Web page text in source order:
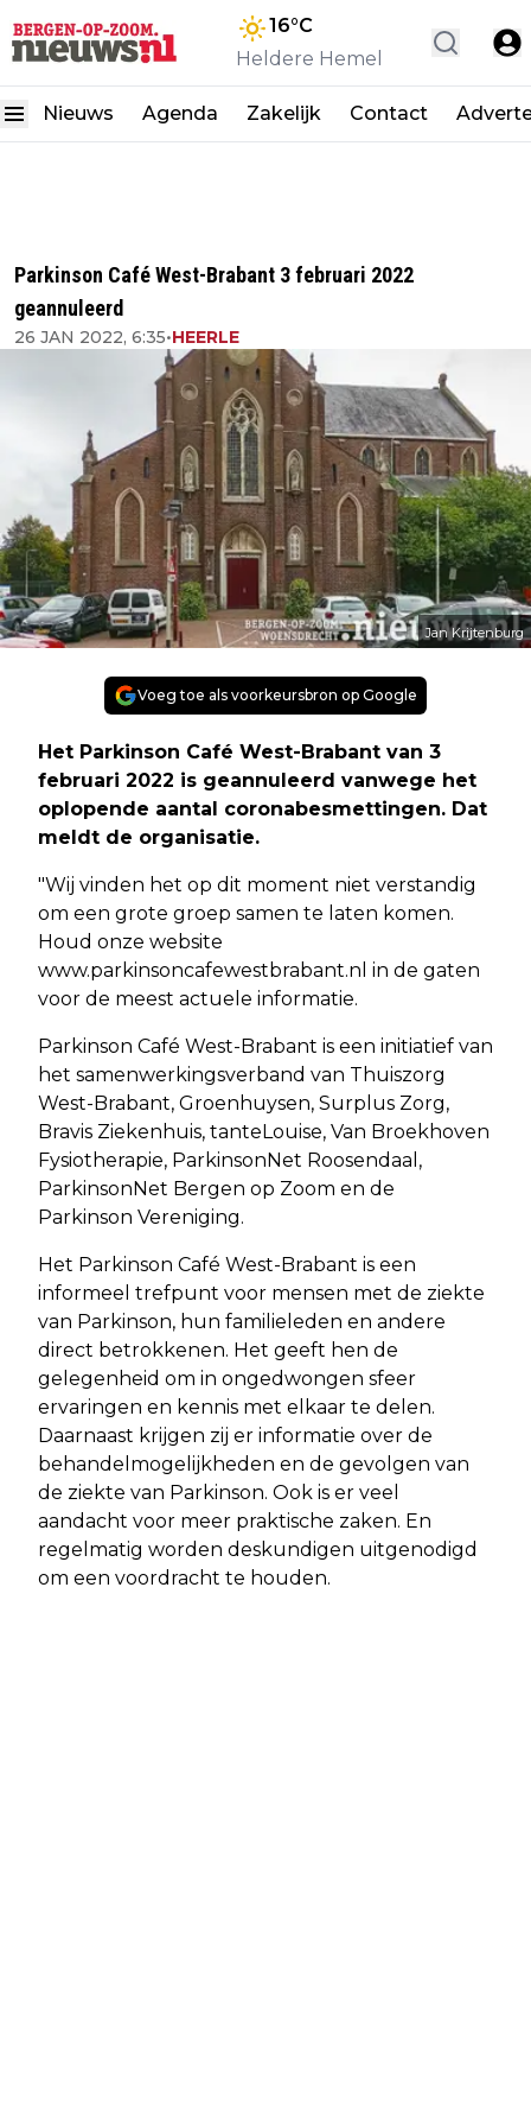
16°C
Heldere Hemel
Nieuws Agenda Zakelijk Contact
Parkinson Café West-Brabant 3 februari 2022
geannuleerd
26 JAN 2022, 6:35•HEERLE
Jan Krijtenburg
Voeg toe als voorkeursbron op Google
Het Parkinson Café West-Brabant van 3
februari 2022 is geannuleerd vanwege het
oplopende aantal coronabesmettingen. Dat
meldt de organisatie.
"Wij vinden het op dit moment niet verstandig
om een grote groep samen te laten komen.
Houd onze website
www.parkinsoncafewestbrabant.nl in de gaten
voor de meest actuele informatie.
Parkinson Café West-Brabant is een initiatief van
het samenwerkingsverband van Thuiszorg
West-Brabant, Groenhuysen, Surplus Zorg,
Bravis Ziekenhuis, tanteLouise, Van Broekhoven
Fysiotherapie, ParkinsonNet Roosendaal,
ParkinsonNet Bergen op Zoom en de
Parkinson Vereniging.
Het Parkinson Café West-Brabant is een
informeel trefpunt voor mensen met de ziekte
van Parkinson, hun familieleden en andere
direct betrokkenen. Het geeft hen de
gelegenheid om in ongedwongen sfeer
ervaringen en kennis met elkaar te delen.
Daarnaast krijgen zij er informatie over de
behandelmogelijkheden en de gevolgen van
de ziekte van Parkinson. Ook is er veel
aandacht voor meer praktische zaken. En
regelmatig worden deskundigen uitgenodigd
om een voordracht te houden.